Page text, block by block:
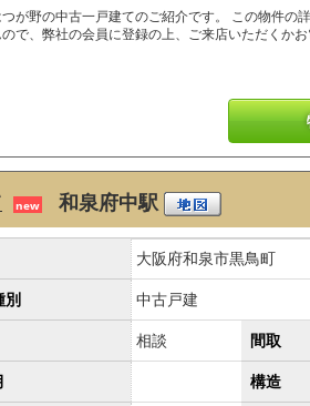
が野の中古一戸建てのご紹介です。 この物件の
で、弊社の会員に登録の上、ご来店いただくかお
new 和泉府中駅
大阪府和泉市黒鳥町
別
中古戸建
相談 間取
構造